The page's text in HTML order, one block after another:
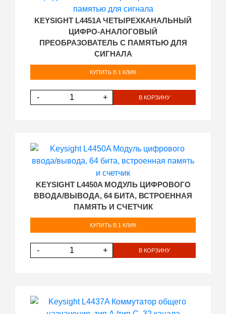
KEYSIGHT L4451A ЧЕТЫРЕХКАНАЛЬНЫЙ
ЦИФРО-АНАЛОГОВЫЙ
ПРЕОБРАЗОВАТЕЛЬ С ПАМЯТЬЮ ДЛЯ
СИГНАЛА
КУПИТЬ В 1 КЛИК
- + В КОРЗИНУ
KEYSIGHT L4450A МОДУЛЬ ЦИФРОВОГО
ВВОДА/ВЫВОДА, 64 БИТА, ВСТРОЕННАЯ
ПАМЯТЬ И СЧЕТЧИК
КУПИТЬ В 1 КЛИК
- + В КОРЗИНУ